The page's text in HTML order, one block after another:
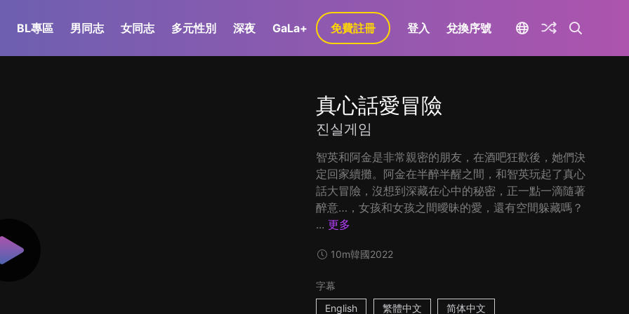
BL專區 男同志 女同志 多元性別 深夜 GaLa+ 免費註冊 登入 兌換序號
真心話愛冒險
진실게임
智英和阿金是非常親密的朋友，在酒吧狂歡後，她們決
定回家續攤。阿金在半醉半醒之間，和智英玩起了真心
話大冒險，沒想到深藏在心中的秘密，正一點一滴隨著
醉意…，女孩和女孩之間曖昧的愛，還有空間躲藏嗎？
... 更多
10m韓國2022
字幕
English
繁體中文 简体中文